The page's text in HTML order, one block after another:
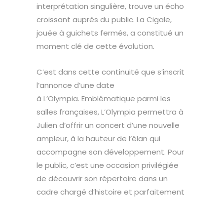
interprétation singulière, trouve un écho
croissant auprès du public. La Cigale,
jouée à guichets fermés, a constitué un
moment clé de cette évolution.
C’est dans cette continuité que s’inscrit
l’annonce d’une date
à L’Olympia. Emblématique parmi les
salles françaises, L’Olympia permettra à
Julien d’offrir un concert d’une nouvelle
ampleur, à la hauteur de l’élan qui
accompagne son développement. Pour
le public, c’est une occasion privilégiée
de découvrir son répertoire dans un
cadre chargé d’histoire et parfaitement